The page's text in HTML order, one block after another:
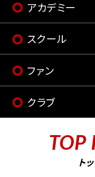
アカデミー
スクール
ファン
クラブ
TOP
ト